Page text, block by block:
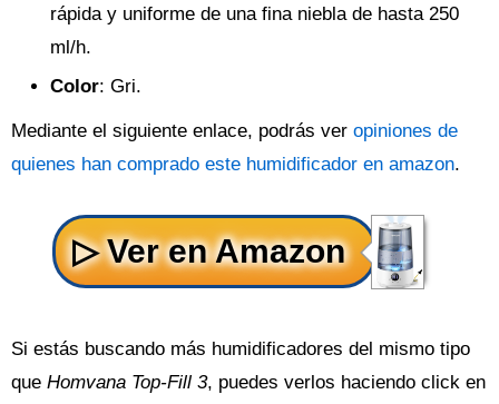
rápida y uniforme de una fina niebla de hasta 250
ml/h.
Color: Gri.
Mediante el siguiente enlace, podrás ver opiniones de
quienes han comprado este humidificador en amazon.
Si estás buscando más humidificadores del mismo tipo
que Homvana Top-Fill 3, puedes verlos haciendo click en